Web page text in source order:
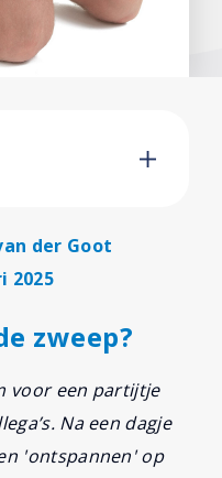
der Goot
2025
zweep?
voor een partijtje
Na een dagje
'ontspannen' op